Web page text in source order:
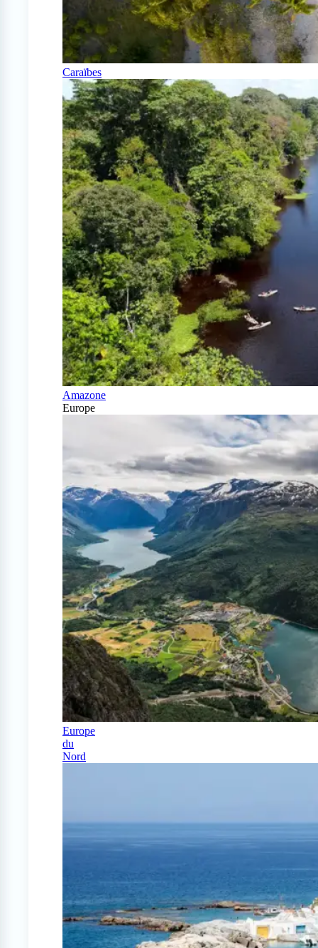
Caraïbes
Amazone
Europe
Europe
du
Nord